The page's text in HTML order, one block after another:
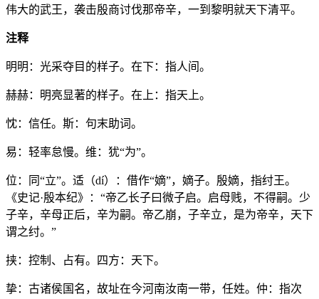
伟大的武王，袭击殷商讨伐那帝辛，一到黎明就天下清平。
注释
明明：光采夺目的样子。在下：指人间。
赫赫：明亮显著的样子。在上：指天上。
忱：信任。斯：句末助词。
易：轻率怠慢。维：犹“为”。
位：同“立”。适（dí）：借作“嫡”，嫡子。殷嫡，指纣王。
《史记·殷本纪》：“帝乙长子曰微子启。启母贱，不得嗣。少
子辛，辛母正后，辛为嗣。帝乙崩，子辛立，是为帝辛，天下
谓之纣。”
挟：控制、占有。四方：天下。
挚：古诸侯国名，故址在今河南汝南一带，任姓。仲：指次